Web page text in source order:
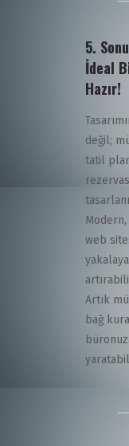
5.
İdeal
Hazır!
değil;
tatil
web
Artık
bağ